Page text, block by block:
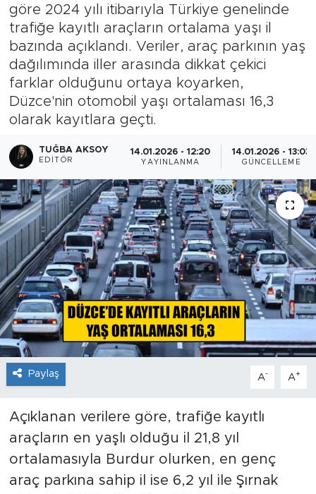
göre 2024 yılı itibarıyla Türkiye genelinde
trafiğe kayıtlı araçların ortalama yaşı il
bazında açıklandı. Veriler, araç parkının yaş
dağılımında iller arasında dikkat çekici
farklar olduğunu ortaya koyarken,
Düzce'nin otomobil yaşı ortalaması 16,3
olarak kayıtlara geçti.
TUĞBA AKSOY
EDITÖR
14.01.2026 - 12:20
YAYINLANMA
14.01.2026 - 13:03
GÜNCELLEME
Paylaş A- A+
Açıklanan verilere göre, trafiğe kayıtlı
araçların en yaşlı olduğu il 21,8 yıl
ortalamasıyla Burdur olurken, en genç
araç parkına sahip il ise 6,2 yıl ile Şırnak
Yerel Haber
Öncü Radyo Dinle
Öncü TV İzle
Tüm Manşetler
Son Dakika Haberleri
Haber Arşivi